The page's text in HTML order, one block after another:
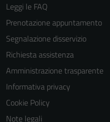
Leggi le FAQ
Prenotazione appuntamento
Segnalazione disservizio
Richiesta assistenza
Amministrazione trasparente
Informativa privacy
Cookie Policy
Note legali